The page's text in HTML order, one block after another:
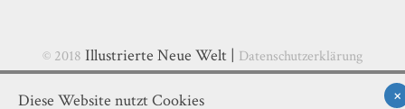
×
Diese Website nutzt Cookies
© 2018 Illustrierte Neue Welt | Datenschutzerklärung